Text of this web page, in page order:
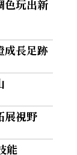
玩出新
長足跡
展視野
能